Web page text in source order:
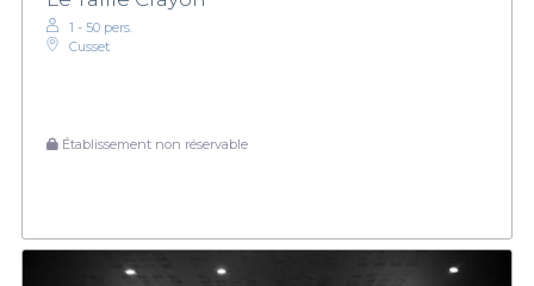
1 - 50 pers.
Cusset
Établissement non réservable